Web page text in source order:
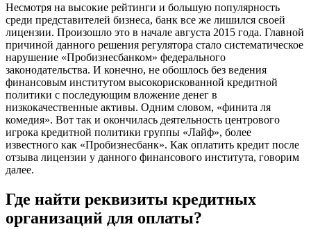
Несмотря на высокие рейтинги и большую популярность
среди представителей бизнеса, банк все же лишился своей
лицензии. Произошло это в начале августа 2015 года. Главной
причиной данного решения регулятора стало систематическое
нарушение «Пробизнесбанком» федерального
законодательства. И конечно, не обошлось без ведения
финансовым институтом высокорискованной кредитной
политики с последующим вложение денег в
низкокачественные активы. Одним словом, «финита ля
комедия». Вот так и окончилась деятельность центрового
игрока кредитной политики группы «Лайф», более
известного как «Пробизнесбанк». Как оплатить кредит после
отзыва лицензии у данного финансового института, говорим
далее.
Где найти реквизиты кредитных
организаций для оплаты?